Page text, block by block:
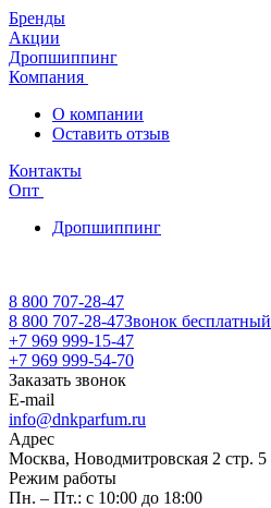
Бренды
Акции
Дропшиппинг
Компания
О компании
Оставить отзыв
Контакты
Опт
Дропшиппинг
8 800 707-28-47
8 800 707-28-47Звонок бесплатный
+7 969 999-15-47
+7 969 999-54-70
Заказать звонок
E-mail
info@dnkparfum.ru
Адрес
Москва, Новодмитровская 2 стр. 5
Режим работы
Пн. – Пт.: с 10:00 до 18:00